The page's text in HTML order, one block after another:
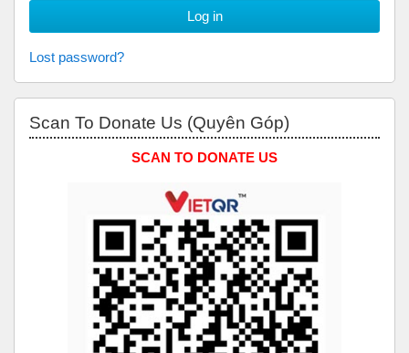
Lost password?
Scan To Donate Us (Quyên Góp)
SCAN TO DONATE US